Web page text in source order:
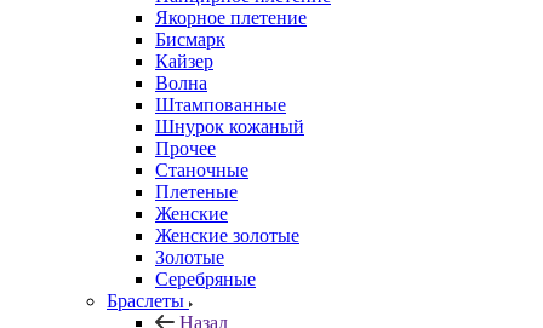
Якорное плетение
Бисмарк
Кайзер
Волна
Штампованные
Шнурок кожаный
Прочее
Станочные
Плетеные
Женские
Женские золотые
Золотые
Серебряные
Браслеты
Назад